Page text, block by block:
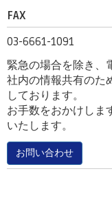
FAX
03-6661-1091
緊急の場合を除き、
社内の情報共有のた
しております。
お手数をおかけしま
いたします。
お問い合わせ